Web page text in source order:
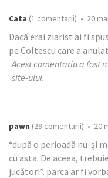
Cata (1 comentarii) • 20
Dacă erai ziarist ai fi
pe Coltescu care a
Acest comentariu a fost
site-ului.
pawn (29 comentarii) • 20
“după o perioadă nu-și
cu asta. De aceea,
jucători”. parca ar fi